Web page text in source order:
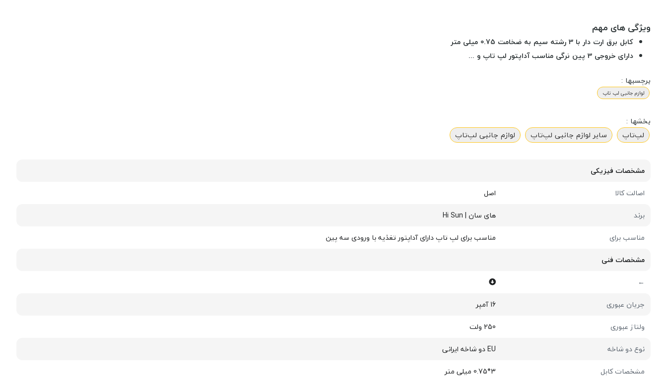
ویژگی های مهم
کابل برق ارت دار با 3 رشته سیم به ضخامت 0.75 میلی متر
دارای خروجی 3 پین نرگی مناسب آداپتور لپ تاپ و ...
برچسبها :
لوازم جانبی لپ تاپ
بخشها :
لپ‌تاپ
سایر لوازم جانبی لپ‌تاپ لوازم جانبی لپ‌تاپ
مشخصات فیزیکی
اصالت کالا
اصل
برند
های سان | Hi Sun
مناسب برای
مناسب برای لپ تاپ دارای آداپتور تغذیه با ورودی سه پین
مشخصات فنی
←
جریان عبوری
16 آمپر
ولتاژ عبوری
250 ولت
نوع دو شاخه
EU دو شاخه ایرانی
مشخصات کابل
3*0.75 میلی متر